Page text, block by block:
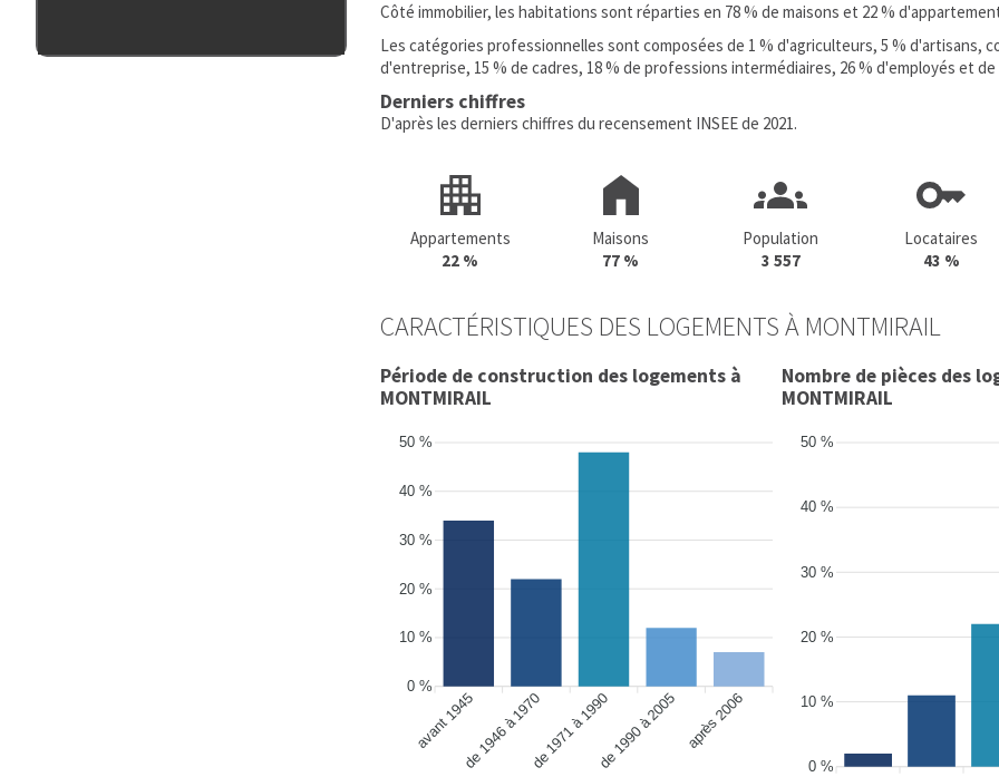
Côté immobilier, les habitations sont réparties en 78 % de maisons et 22 %
Les catégories professionnelles sont composées de 1 % d'agriculteurs, 5 % d'artisans,
d'entreprise, 15 % de cadres, 18 % de professions intermédiaires, 26 % d'employés et
Derniers chiffres
D'après les derniers chiffres du recensement INSEE de 2021.
Appartements
22 %
Maisons
77 %
Population
3 557
Locataires
43 %
CARACTÉRISTIQUES DES LOGEMENTS À MONTMIRAIL
Période de construction des logements à
MONTMIRAIL
50 %
40 %
30 %
20 %
10 %
0 %
avant 1945de 1946 à 1970de 1971 à 1990de 1990 à 2005 après 2006
Nombre de pièces des
MONTMIRAIL
50 %
40 %
30 %
20 %
10 %
0 %